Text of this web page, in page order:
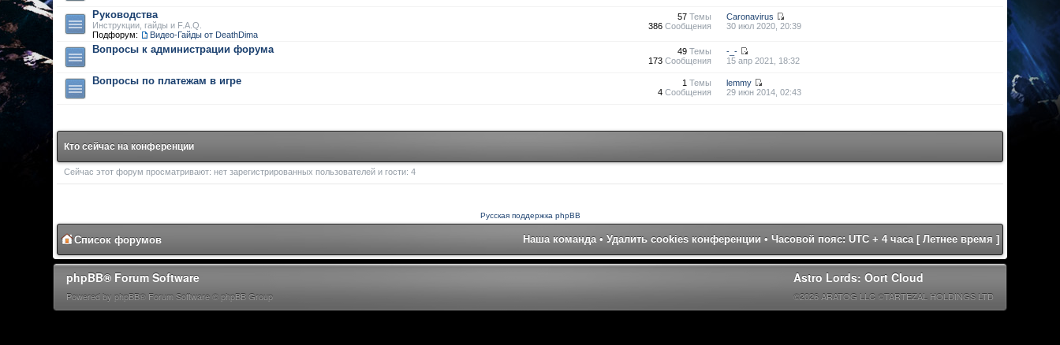
Руководства
Инструкции, гайды и F.A.Q.
Подфорум:
Видео-Гайды от DeathDima
57Темы
386Сообщения
Caronavirus
30 июл 2020, 20:39
Вопросы к администрации форума 49Темы
173Сообщения
-_-
15 апр 2021, 18:32
Вопросы по платежам в игре 1 Темы
4Сообщения
lemmy
29 июн 2014, 02:43
Кто сейчас на конференции
Сейчас этот форум просматривают: нет зарегистрированных пользователей и гости: 4
Русская поддержка phpBB
Список форумов Наша команда• Удалить cookies конференции • Часовой пояс: UTC + 4 часа [ Летнее время ]
phpBB® Forum Software
Powered by phpBB® Forum Software © phpBB Group
Astro Lords: Oort Cloud
©2026 ARATOG LLC ©TARTEZAL HOLDINGS LTD